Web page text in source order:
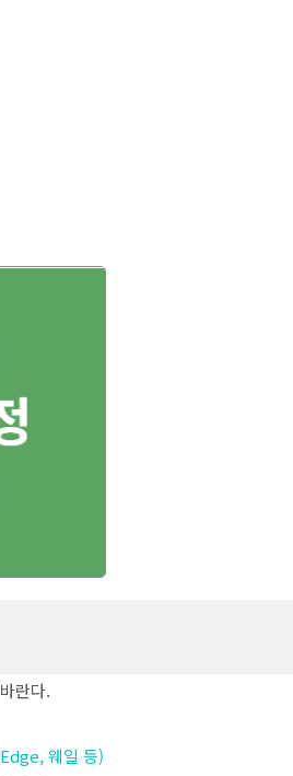
, 인터넷 옵션 설정 초기화 방
란다.
웨일 등)